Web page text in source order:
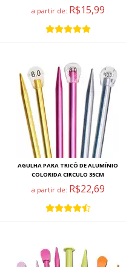
a partir de: R$15,99
AGULHA PARA TRICÔ DE ALUMÍNIO
COLORIDA CIRCULO 35CM
a partir de: R$22,69